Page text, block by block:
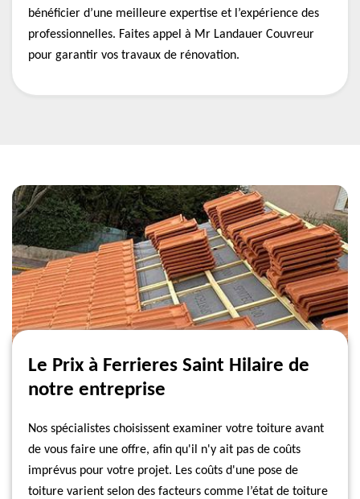
bénéficier d’une meilleure expertise et l’expérience des
professionnelles. Faites appel à Mr Landauer Couvreur
pour garantir vos travaux de rénovation.
Le Prix à Ferrieres Saint Hilaire de
notre entreprise
Nos spécialistes choisissent examiner votre toiture avant
de vous faire une offre, afin qu'il n'y ait pas de coûts
imprévus pour votre projet. Les coûts d'une pose de
toiture varient selon des facteurs comme l’état de toiture